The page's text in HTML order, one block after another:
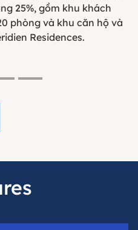
25%, gồm khu khách
phòng và khu căn hộ và
Residences.